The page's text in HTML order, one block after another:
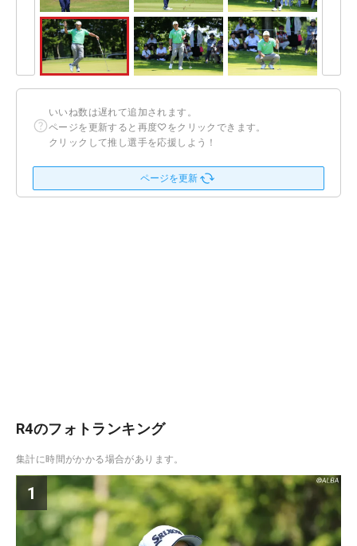
いいね数は遅れて追加されます。
ページを更新すると再度♡をクリックできます。
クリックして推し選手を応援しよう！
ページを更新
R4のフォトランキング
集計に時間がかかる場合があります。
1